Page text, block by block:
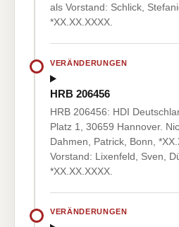
als Vorstand: Schlick,
*XX.XX.XXXX.
VERÄNDERUNGEN
HRB 206456
HRB 206456: HDI
Platz 1, 30659 Hannover.
Dahmen, Patrick, Bonn,
Vorstand: Lixenfeld, Sven,
*XX.XX.XXXX.
VERÄNDERUNGEN